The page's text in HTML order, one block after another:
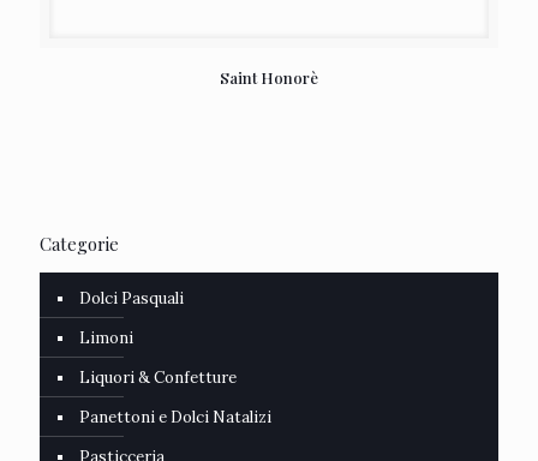
Saint Honorè
Categorie
Dolci Pasquali
Limoni
Liquori & Confetture
Panettoni e Dolci Natalizi
Pasticceria